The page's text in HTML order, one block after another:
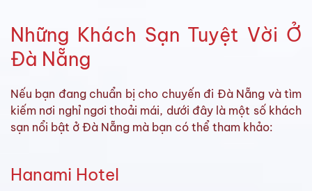
Những Khách Sạn Tuyệt Vời Ở
Đà Nẵng
Nếu bạn đang chuẩn bị cho chuyến đi Đà Nẵng và tìm
kiếm nơi nghỉ ngơi thoải mái, dưới đây là một số khách
sạn nổi bật ở Đà Nẵng mà bạn có thể tham khảo:
Hanami Hotel